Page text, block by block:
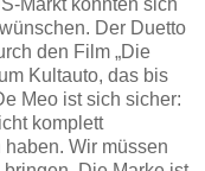
Der Duetto
den Film „Die
Kultauto, das bis
Meo ist sich sicher:
komplett
Wir müssen